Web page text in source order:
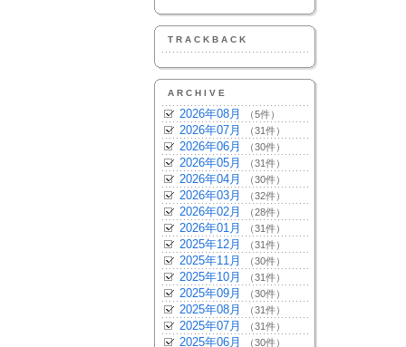
TRACKBACK
ARCHIVE
2026年08月 （5件）
2026年07月 （31件）
2026年06月 （30件）
2026年05月 （31件）
2026年04月 （30件）
2026年03月 （32件）
2026年02月 （28件）
2026年01月 （31件）
2025年12月 （31件）
2025年11月 （30件）
2025年10月 （31件）
2025年09月 （30件）
2025年08月 （31件）
2025年07月 （31件）
2025年06月 （30件）